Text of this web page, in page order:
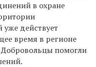
в охране
действует
время в регионе
помогли